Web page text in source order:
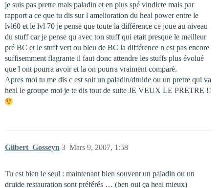
je suis pas pretre mais paladin et en plus spé vindicte mais par
rapport a ce que tu dis sur l amelioration du heal power entre le
lvl60 et le lvl 70 je pense que toute la différence ce joue au niveau
du stuff car je pense qu avec ton stuff qui etait presque le meilleur
pré BC et le stuff vert ou bleu de BC la différence n est pas encore
suffisemment flagrante il faut donc attendre les stuffs plus évolué
que l ont pourra avoir et la on pourra vraiment comparé.
Apres moi tu me dis c est soit un paladin/druide ou un pretre qui va
heal le groupe moi je te dis tout de suite JE VEUX LE PRETRE !!
Gilbert_Gosseyn Mars 9, 2007, 1:58
3
Tu est bien le seul : maintenant bien souvent un paladin ou un
druide restauration sont préférés … (ben oui ça heal mieux)